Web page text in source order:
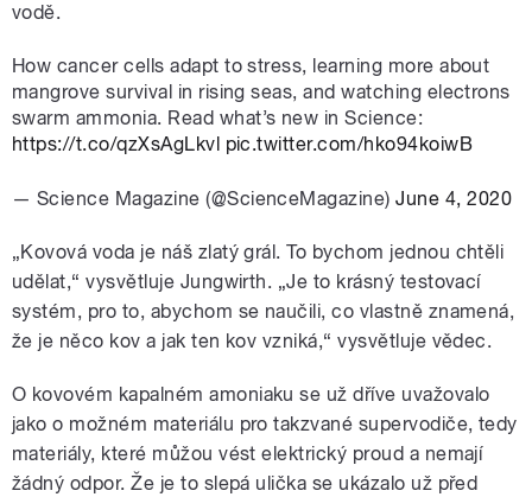
vodě.
How cancer cells adapt to stress, learning more about
mangrove survival in rising seas, and watching electrons
swarm ammonia. Read what’s new in Science:
https://t.co/qzXsAgLkvl pic.twitter.com/hko94koiwB
— Science Magazine (@ScienceMagazine)June 4, 2020
„Kovová voda je náš zlatý grál. To bychom jednou chtěli
udělat,“ vysvětluje Jungwirth. „Je to krásný testovací
systém, pro to, abychom se naučili, co vlastně znamená,
že je něco kov a jak ten kov vzniká,“ vysvětluje vědec.
O kovovém kapalném amoniaku se už dříve uvažovalo
jako o možném materiálu pro takzvané supervodiče, tedy
materiály, které můžou vést elektrický proud a nemají
žádný odpor. Že je to slepá ulička se ukázalo už před